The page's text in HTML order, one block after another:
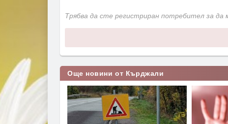
Трябва да сте регистриран потребител за
Още новини от Кърджали